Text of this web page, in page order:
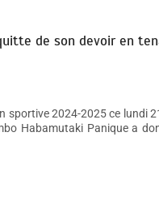
de son devoir en
sportive 2024-2025 ce
Habamutaki Panique a